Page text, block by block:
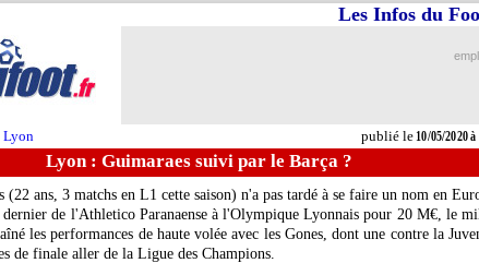
Lyon publié le10/05/2020 à
Les Infos du
Lyon : Guimaraes suivi par le Barça ?
(22 ans, 3 matchs en L1 cette saison) n'a pas tardé à se faire un nom en
de l'Athletico Paranaense à l'Olympique Lyonnais pour 20 M€, le
les performances de haute volée avec les Gones, dont une contre la
de finale aller de la Ligue des Champions.